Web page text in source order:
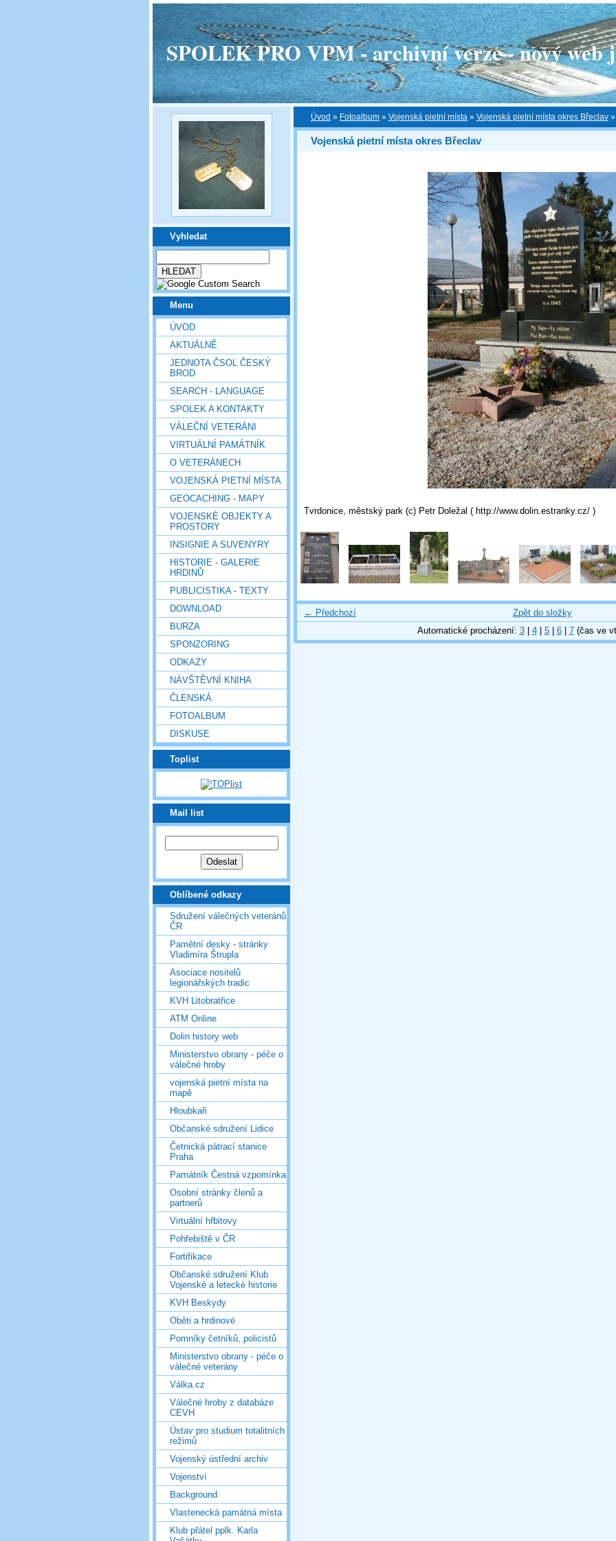
SPOLEK PRO VPM - archivní verze - nový web
Vyhledat
Menu
ÚVOD
AKTUÁLNĚ
JEDNOTA ČSOL ČESKÝ
BROD
SEARCH - LANGUAGE
SPOLEK A KONTAKTY
VÁLEČNÍ VETERÁNI
VIRTUÁLNÍ PAMÁTNÍK
O VETERÁNECH
VOJENSKÁ PIETNÍ MÍSTA
GEOCACHING - MAPY
VOJENSKÉ OBJEKTY A
PROSTORY
INSIGNIE A SUVENYRY
HISTORIE - GALERIE
HRDINŮ
PUBLICISTIKA - TEXTY
DOWNLOAD
BURZA
SPONZORING
ODKAZY
NÁVŠTĚVNÍ KNIHA
ČLENSKÁ
FOTOALBUM
DISKUSE
Toplist
Mail list
Oblíbené odkazy
Sdružení válečných veteránů
ČR
Pamětní desky - stránky
Vladimíra Štrupla
Asociace nositelů
legionářských tradic
KVH Litobratřice
ATM Online
Dolin history web
Ministerstvo obrany - péče o
válečné hroby
vojenská pietní místa na
mapě
Hloubkaři
Občanské sdružení Lidice
Četnická pátrací stanice
Praha
Památník Čestná vzpomínka
Osobní stránky členů a
partnerů
Virtuální hřbitovy
Pohřebiště v ČR
Fortifikace
Občanské sdružení Klub
Vojenské a letecké historie
KVH Beskydy
Oběti a hrdinové
Pomníky četníků, policistů
Ministerstvo obrany - péče o
válečné veterány
Válka.cz
Válečné hroby z databáze
CEVH
Ústav pro studium totalitních
režimů
Vojenský ústřední archiv
Vojenství
Background
Vlastenecká památná místa
Klub přátel pplk. Karla
Úvod » Fotoalbum » Vojenská pietní místa » Vojenská pietní místa okres Břeclav »
Vojenská pietní místa okres Břeclav
Tvrdonice, městský park (c) Petr Doležal ( http://www.dolin.estranky.cz/ )
← Předchozí
Zpět do složky
Automatické procházení: 3| 4| 5| 6| 7(čas ve